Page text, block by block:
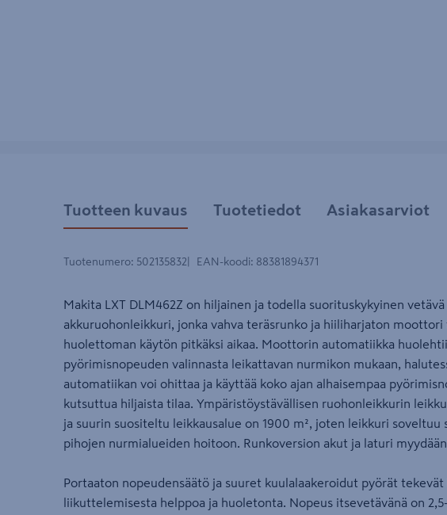
Tuotteen kuvaus Tuotetiedot Asiakasarviot
Tuotenumero: 502135832 EAN-koodi: 88381894371
Makita LXT DLM462Z on hiljainen ja todella suorituskykyinen vetävä
akkuruohonleikkuri, jonka vahva teräsrunko ja hiiliharjaton moottori
huolettoman käytön pitkäksi aikaa. Moottorin automatiikka huolehtii
pyörimisnopeuden valinnasta leikattavan nurmikon mukaan,
automatiikan voi ohittaa ja käyttää koko ajan alhaisempaa
kutsuttua hiljaista tilaa. Ympäristöystävällisen ruohonleikkurin
ja suurin suositeltu leikkausalue on 1900 m², joten leikkuri soveltuu
pihojen nurmialueiden hoitoon. Runkoversion akut ja laturi myydään
Portaaton nopeudensäätö ja suuret kuulalaakeroidut pyörät
liikuttelemisesta helppoa ja huoletonta. Nopeus itsevetävänä on